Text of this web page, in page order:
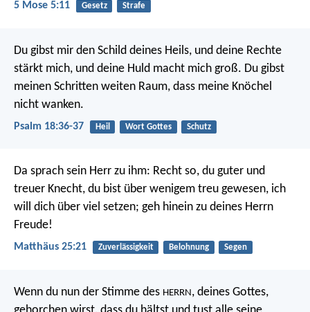
5 Mose 5:11 Gesetz Strafe
Du gibst mir den Schild deines Heils, und deine Rechte
stärkt mich, und deine Huld macht mich groß. Du gibst
meinen Schritten weiten Raum, dass meine Knöchel
nicht wanken.
Psalm 18:36-37 Heil Wort Gottes Schutz
Da sprach sein Herr zu ihm: Recht so, du guter und
treuer Knecht, du bist über wenigem treu gewesen, ich
will dich über viel setzen; geh hinein zu deines Herrn
Freude!
Matthäus 25:21 Zuverlässigkeit Belohnung Segen
Wenn du nun der Stimme des HERRN, deines Gottes,